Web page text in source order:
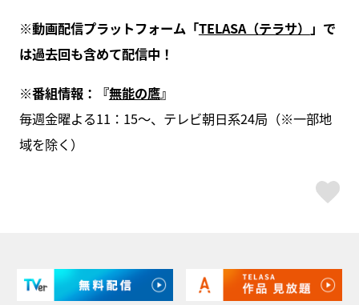
※動画配信プラットフォーム「TELASA（テラサ） 」で
は過去回も含めて配信中！
※番組情報：『無能の鷹』
毎週金曜よる11：15～、テレビ朝日系24局（※一部地
域を除く）